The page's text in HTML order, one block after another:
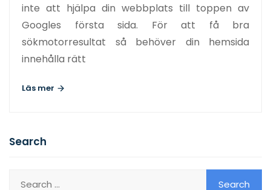
inte att hjälpa din webbplats till toppen av
Googles första sida. För att få bra
sökmotorresultat så behöver din hemsida
innehålla rätt
Läs mer
Search